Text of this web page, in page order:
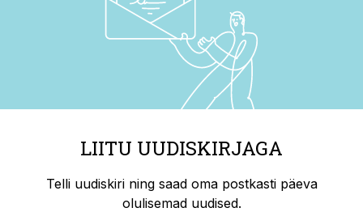
LIITU UUDISKIRJAGA
Telli uudiskiri ning saad oma postkasti päeva
olulisemad uudised.